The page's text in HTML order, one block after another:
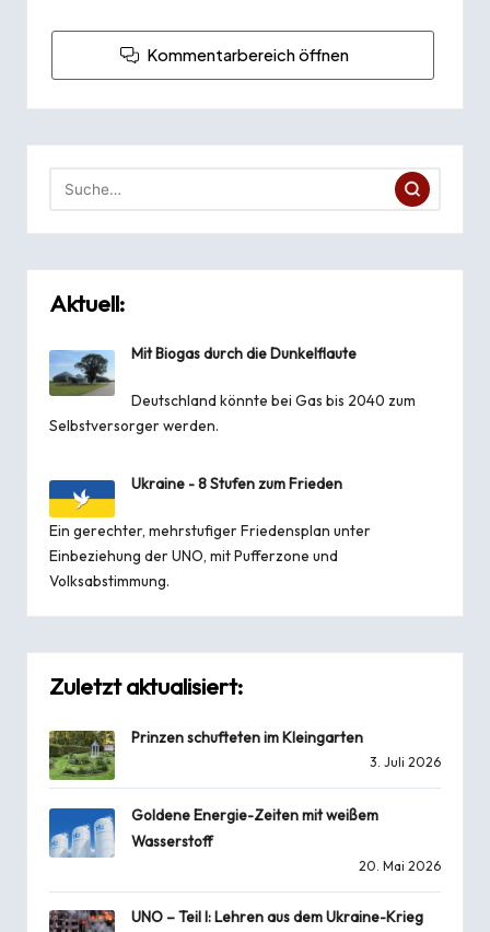
Kommentarbereich öffnen
Aktuell:
Mit Biogas durch die Dunkelflaute
Deutschland könnte bei Gas bis 2040 zum
Selbstversorger werden.
Ukraine - 8 Stufen zum Frieden
Ein gerechter, mehrstufiger Friedensplan unter
Einbeziehung der UNO, mit Pufferzone und
Volksabstimmung.
Zuletzt aktualisiert:
Prinzen schufteten im Kleingarten
3. Juli 2026
Goldene Energie-Zeiten mit weißem
Wasserstoff
20. Mai 2026
UNO – Teil I: Lehren aus dem Ukraine-Krieg